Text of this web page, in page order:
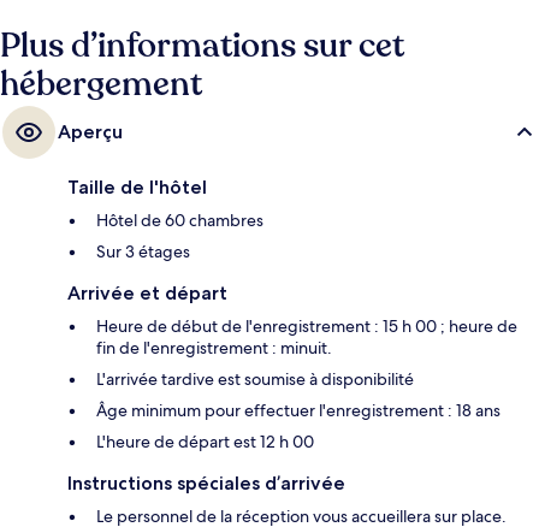
Plus d’informations sur cet
hébergement
Aperçu
Taille de l'hôtel
Hôtel de 60 chambres
Sur 3 étages
Arrivée et départ
Heure de début de l'enregistrement : 15 h 00 ; heure de
fin de l'enregistrement : minuit.
L'arrivée tardive est soumise à disponibilité
Âge minimum pour effectuer l'enregistrement : 18 ans
L'heure de départ est 12 h 00
Instructions spéciales d’arrivée
Le personnel de la réception vous accueillera sur place.